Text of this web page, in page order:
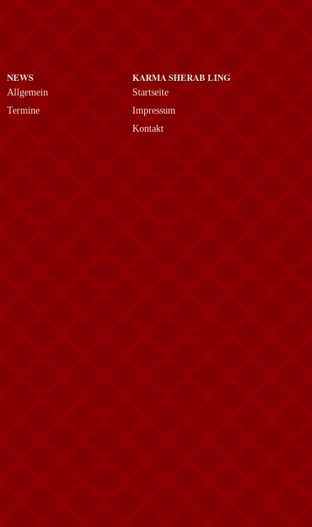
NEWS
Allgemein
Termine
KARMA SHERAB LING
Startseite
Impressum
Kontakt